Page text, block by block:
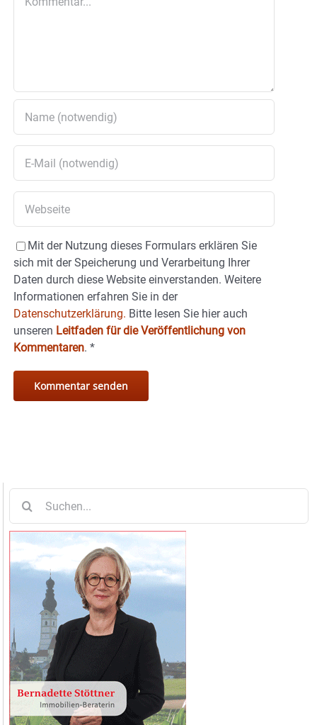
Mit der Nutzung dieses Formulars erklären Sie
sich mit der Speicherung und Verarbeitung Ihrer
Daten durch diese Website einverstanden. Weitere
Informationen erfahren Sie in der
Datenschutzerklärung. Bitte lesen Sie hier auch
unseren Leitfaden für die Veröffentlichung von
Kommentaren. *
nach: